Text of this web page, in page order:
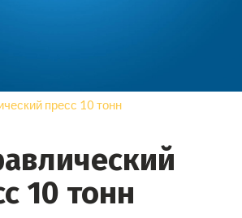
10 тонн